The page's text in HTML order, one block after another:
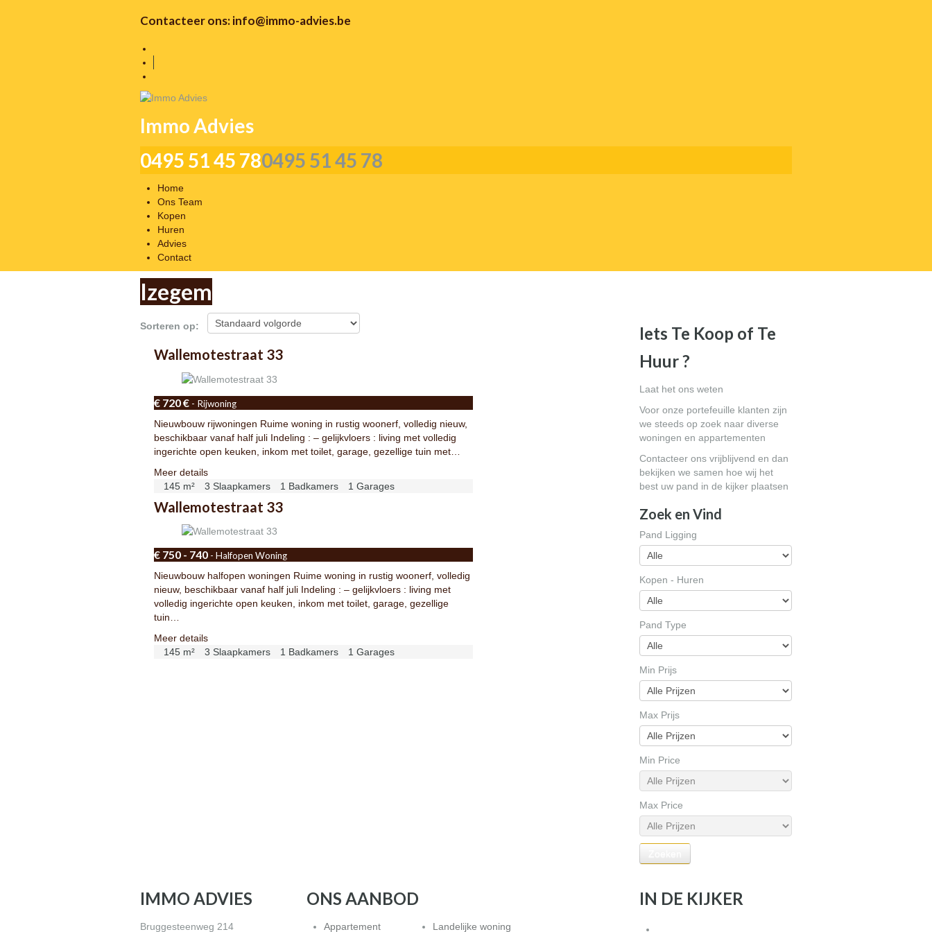
Contacteer ons:info@immo-advies.be
Immo Advies
0495 51 45 780495 51 45 78
Home
Ons Team
Kopen
Huren
Advies
Contact
Izegem
Sorteren op:
Wallemotestraat 33
€ 720 € - Rijwoning
Nieuwbouw rijwoningen Ruime woning in rustig woonerf, volledig nieuw,
beschikbaar vanaf half juli Indeling : – gelijkvloers : living met volledig
ingerichte open keuken, inkom met toilet, garage, gezellige tuin met…
Meer details
145 m²
3 Slaapkamers 1 Badkamers 1 Garages
Wallemotestraat 33
€ 750 - 740 - Halfopen Woning
Nieuwbouw halfopen woningen Ruime woning in rustig woonerf, volledig
nieuw, beschikbaar vanaf half juli Indeling : – gelijkvloers : living met
volledig ingerichte open keuken, inkom met toilet, garage, gezellige
tuin…
Meer details
145 m²
3 Slaapkamers 1 Badkamers 1 Garages
Iets Te Koop of Te
Huur ?
Laat het ons weten
Voor onze portefeuille klanten zijn
we steeds op zoek naar diverse
woningen en appartementen
Contacteer ons vrijblijvend en dan
bekijken we samen hoe wij het
best uw pand in de kijker plaatsen
Zoek en Vind
Pand Ligging
Kopen - Huren
Pand Type
Min Prijs
Max Prijs
Min Price
Max Price
IMMO ADVIES
Bruggesteenweg 214
ONS AANBOD
Appartement Landelijke woning
IN DE KIJKER